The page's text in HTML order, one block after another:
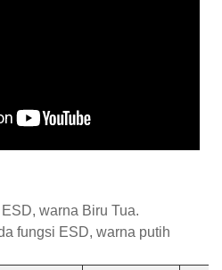
warna Biru Tua.
fungsi ESD, warna putih